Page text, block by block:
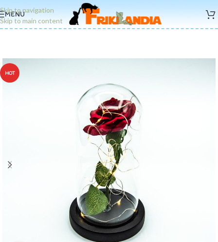
Skip to navigation
Skip to main content
MENU
HOT